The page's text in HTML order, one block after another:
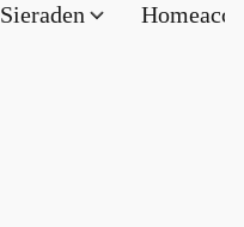
Sieraden